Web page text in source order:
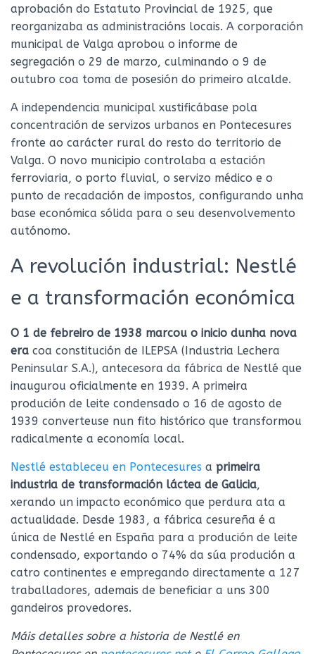
aprobación do Estatuto Provincial de 1925, que
reorganizaba as administracións locais. A corporación
municipal de Valga aprobou o informe de
segregación o 29 de marzo, culminando o 9 de
outubro coa toma de posesión do primeiro alcalde.
A independencia municipal xustificábase pola
concentración de servizos urbanos en Pontecesures
fronte ao carácter rural do resto do territorio de
Valga. O novo municipio controlaba a estación
ferroviaria, o porto fluvial, o servizo médico e o
punto de recadación de impostos, configurando unha
base económica sólida para o seu desenvolvemento
autónomo.
A revolución industrial: Nestlé
e a transformación económica
O 1 de febreiro de 1938 marcou o inicio dunha nova
era coa constitución de ILEPSA (Industria Lechera
Peninsular S.A.), antecesora da fábrica de Nestlé que
inaugurou oficialmente en 1939. A primeira
produción de leite condensado o 16 de agosto de
1939 converteuse nun fito histórico que transformou
radicalmente a economía local.
Nestlé estableceu en Pontecesures a primeira
industria de transformación láctea de Galicia,
xerando un impacto económico que perdura ata a
actualidade. Desde 1983, a fábrica cesureña é a
única de Nestlé en España para a produción de leite
condensado, exportando o 74% da súa produción a
catro continentes e empregando directamente a 127
traballadores, ademais de beneficiar a uns 300
gandeiros provedores.
Máis detalles sobre a historia de Nestlé en